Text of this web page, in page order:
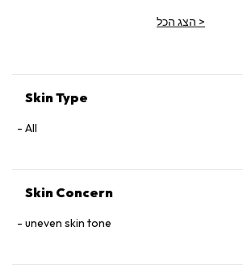
הצג הכל >
Skin Type
All
Skin Concern
uneven skin tone